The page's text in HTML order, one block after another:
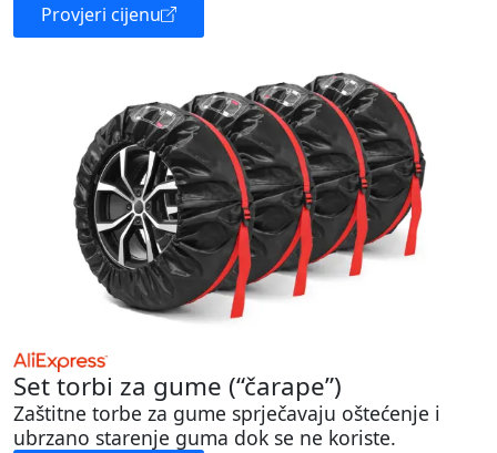
Provjeri cijenu
Set torbi za gume (“čarape”)
Zaštitne torbe za gume sprječavaju oštećenje i
ubrzano starenje guma dok se ne koriste.